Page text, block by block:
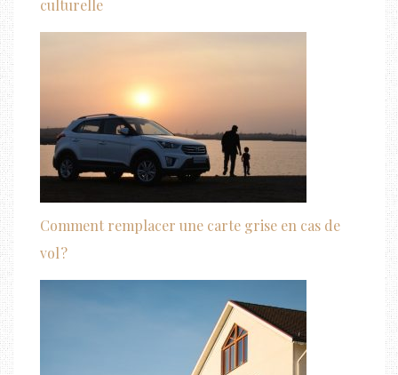
culturelle
Comment remplacer une carte grise en cas de
vol ?